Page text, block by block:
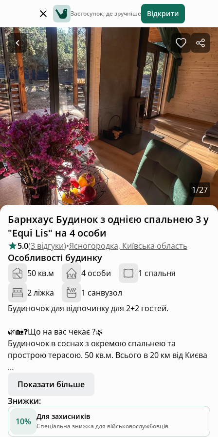
Застосунок, де зручніше Відкрити
1/27
Барнхаус Будинок з однією спальнею 3 у
"Equi Lis" на 4 особи
5.0(3 відгуки)•Ясногородка, Київська область
Особливості будинку
50 кв.м 4 особи
1 спальня
2 ліжка
1 санвузол
Будиночок для відпочинку для 2+2 гостей.
🌿🏡❓️Що на вас чекає ?🌿
Будиночок в соснах з окремою спальнею та
прострою терасою. 50 кв.м. Всього в 20 км від Києва
🏡Комфортний будиночок обладнанений усім
необхідним
• ➡️ затишна вітальня з каміном та диваном
• ➡️ повністю обладнана кухня
Показати більше
Знижки:
10% Для захисників
Спеціальна знижка для військовослужбовців